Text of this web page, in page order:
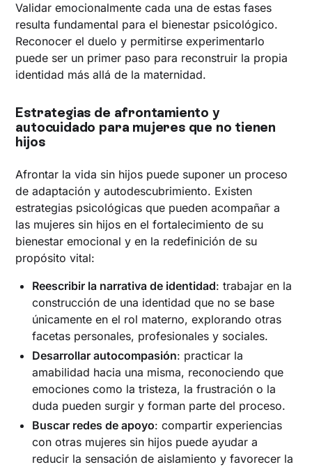
Validar emocionalmente cada una de estas fases
resulta fundamental para el bienestar psicológico.
Reconocer el duelo y permitirse experimentarlo
puede ser un primer paso para reconstruir la propia
identidad más allá de la maternidad.
Estrategias de afrontamiento y
autocuidado para mujeres que no tienen
hijos
Afrontar la vida sin hijos puede suponer un proceso
de adaptación y autodescubrimiento. Existen
estrategias psicológicas que pueden acompañar a
las mujeres sin hijos en el fortalecimiento de su
bienestar emocional y en la redefinición de su
propósito vital:
Reescribir la narrativa de identidad: trabajar en la
construcción de una identidad que no se base
únicamente en el rol materno, explorando otras
facetas personales, profesionales y sociales.
Desarrollar autocompasión: practicar la
amabilidad hacia una misma, reconociendo que
emociones como la tristeza, la frustración o la
duda pueden surgir y forman parte del proceso.
Buscar redes de apoyo: compartir experiencias
con otras mujeres sin hijos puede ayudar a
reducir la sensación de aislamiento y favorecer la